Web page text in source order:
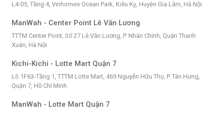
L4-05, Tầng 4, Vinhomes Ocean Park, Kiêu Kỵ, Huyện Gia Lâm, Hà Nội
ManWah - Center Point Lê Văn Lương
TTTM Center Point, Số 27 Lê Văn Lương, P. Nhân Chính, Quận Thanh
Xuân, Hà Nội
Kichi-Kichi - Lotte Mart Quận 7
Lô 1F63-Tầng 1, TTTM Lotte Mart, 469 Nguyễn Hữu Thọ, P. Tân Hưng,
Quận 7, Hồ Chí Minh
ManWah - Lotte Mart Quận 7